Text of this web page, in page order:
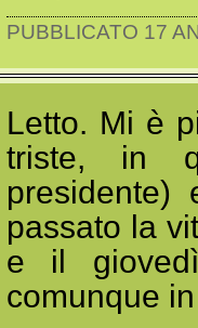
PUBBLICATO 17
Letto. Mi è
triste, in
presidente)
passato la
e il
comunque